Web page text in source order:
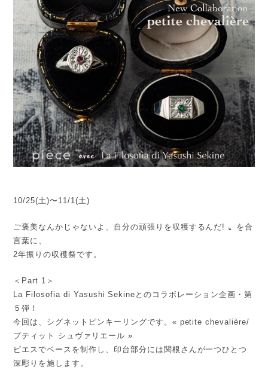
10/25(土)〜11/1(土)
ご褒美なんかじゃないよ、自分の頑張りを収穫するんだ! 〟を合
言葉に、
2年振りの収穫祭です。
＜Part 1＞
La Filosofia di Yasushi Sekineとのコラボレーション企画・第
５弾！
今回は、シグネットピンキーリングです。« petite chevalière/
プティット シュヴァリエール »
ピエスでベースを制作し、印台部分には関根さんが一つひとつ
深彫りを施します。